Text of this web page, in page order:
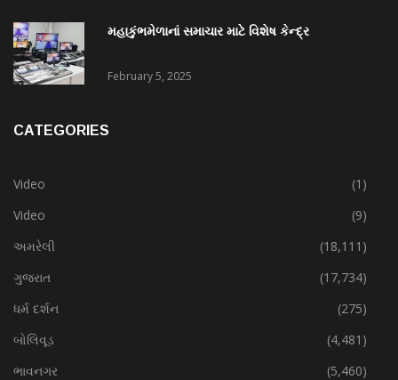
મહાકુંભમેળાનાં સમાચાર માટે વિશેષ કેન્દ્ર
February 5, 2025
CATEGORIES
Video
(1)
Video
(9)
અમરેલી
(18,111)
ગુજરાત
(17,734)
ધર્મ દર્શન
(275)
બોલિવૂડ
(4,481)
ભાવનગર
(5,460)